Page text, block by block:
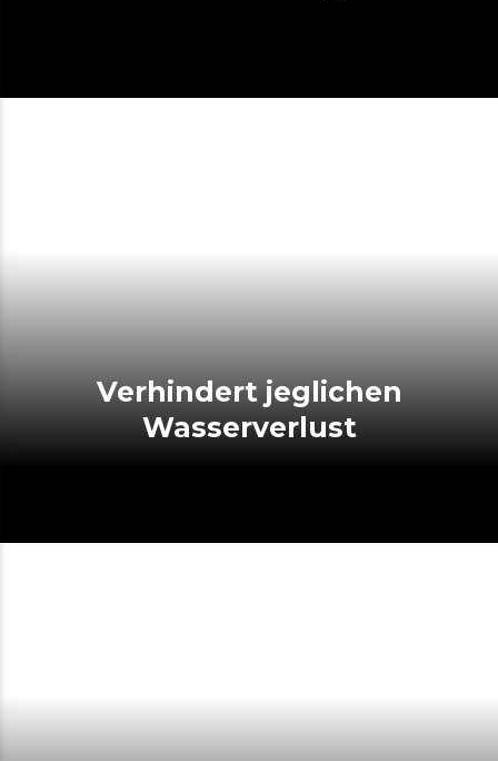
Verhindert jeglichen
Wasserverlust